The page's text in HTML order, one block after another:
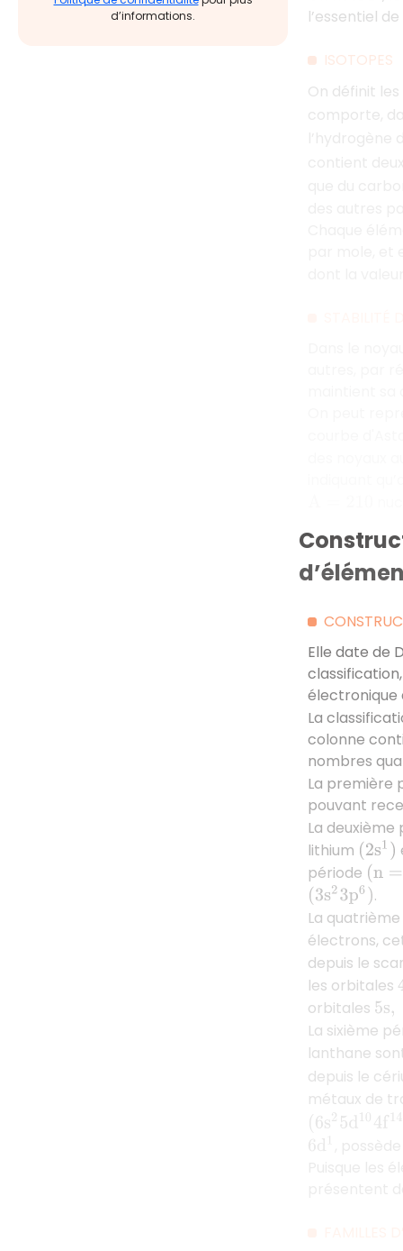
d’informations.
l’essentiel
ISOTOPES
On définit
comporte,
Elle date de
électronique
La
colonne
nombres
La première
pouvant
La deuxième
lithium (2s1)
période (n=3:
(3s23p6).
La
électrons,
depuis le
les orbitales
orbitales 5s,
La sixième
lanthane
depuis le
métaux de
(6s2 5d 104 14